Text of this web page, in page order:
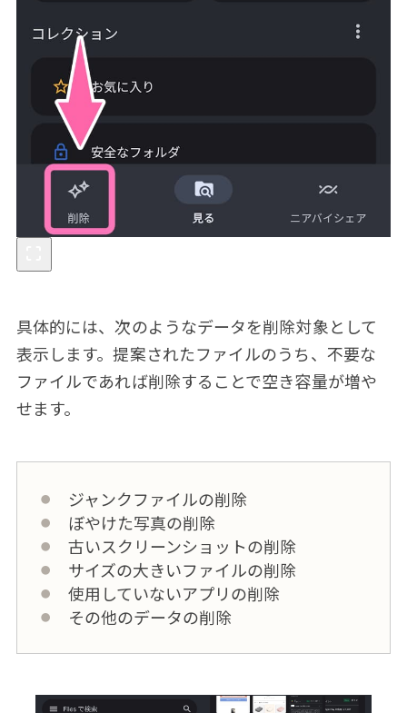
具体的には、次のようなデータを削除対象として
表示します。提案されたファイルのうち、不要な
ファイルであれば削除することで空き容量が増や
せます。
ジャンクファイルの削除
ぼやけた写真の削除
古いスクリーンショットの削除
サイズの大きいファイルの削除
使用していないアプリの削除
その他のデータの削除